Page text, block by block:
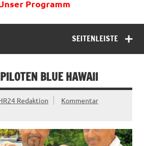
Programm
SEITENLEISTE
BLUE HAWAII
Redaktion
Kommentar